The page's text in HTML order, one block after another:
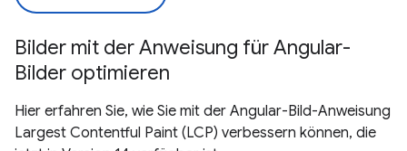
Bilder mit der Anweisung für Angular-
Bilder optimieren
Hier erfahren Sie, wie Sie mit der Angular-Bild-Anweisung
Largest Contentful Paint (LCP) verbessern können, die